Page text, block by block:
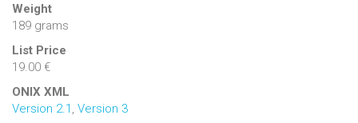
Weight
189 grams
List Price
19.00 €
ONIX XML
Version 2.1 Version 3